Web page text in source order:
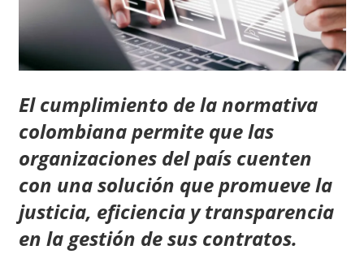
El cumplimiento de la normativa
colombiana permite que las
organizaciones del país cuenten
con una solución que promueve la
justicia, eficiencia y transparencia
en la gestión de sus contratos.